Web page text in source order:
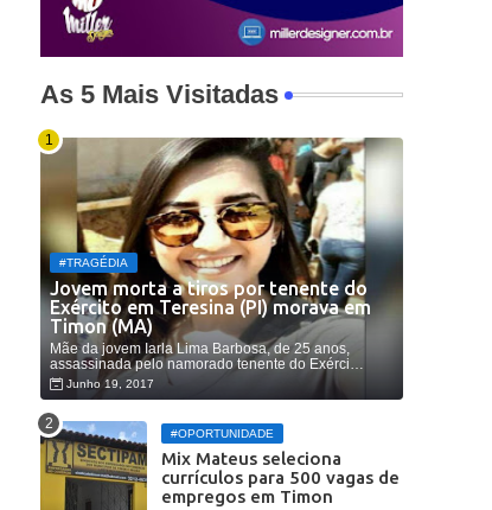
As 5 Mais Visitadas
#TRAGÉDIA
Jovem morta a tiros por tenente do
Exército em Teresina (PI) morava em
Timon (MA)
Mãe da jovem Iarla Lima Barbosa, de 25 anos,
assassinada pelo namorado tenente do Exérci…
Junho 19, 2017
#OPORTUNIDADE
Mix Mateus seleciona
currículos para 500 vagas de
empregos em Timon